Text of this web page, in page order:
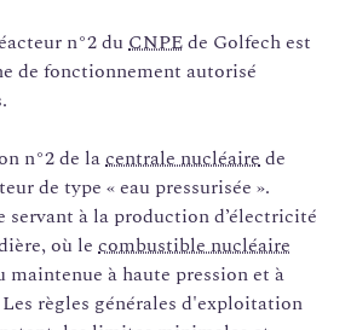
n°2 duCNPEde Golfech est
de fonctionnement autorisé
n°2 de lacentrale nucléairede
de type « eau pressurisée ».
servant à la production d’électricité
où le combustible nucléaire
maintenue à haute pression et à
règles générales d'exploitation